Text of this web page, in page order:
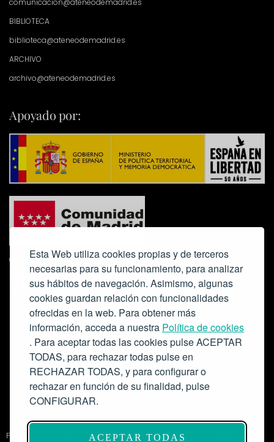
Esta Web utiliza cookies propias y de terceros
necesarias para su funcionamiento, para analizar
sus hábitos de navegación. Asimismo, algunas
cookies guardan relación con funcionalidades
ofrecidas en la web. Para obtener más
información, acceda a nuestra Política de cookies
. Para aceptar todas las cookies pulse ACEPTAR
TODAS, para rechazar todas pulse en
RECHAZAR TODAS, y para configurar o
rechazar en función de su finalidad, pulse
CONFIGURAR.
ACEPTAR TODAS
comunicacion@ateneodemadrid.es
BIBLIOTECA
biblioteca@ateneodemadrid.es
ARCHIVO
archivo@ateneodemadrid.es
Apoyado por:
Colabora:
Proyecto de modernización de infraestructuras y digitalización del